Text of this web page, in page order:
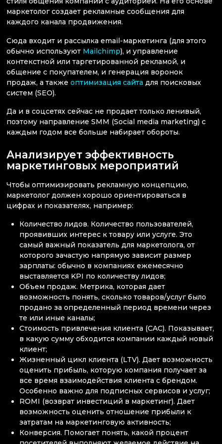
маркетолог создает рекламные сообщения для
каждого канала продвижения.
Сюда входит и рассылка email-маркетинга (для этого
обычно используют Mailchimp), и управление
контекстной или таргетированной рекламой, и
общение с покупателем, и генерация воронок
продаж, а также оптимизация сайта для поисковых
систем (SEO).
Да и в соцсетях сейчас не продает только ленивый,
поэтому направление SMM (Social media marketing) с
каждым годом все больше набирает обороты.
Анализирует эффективность
маркетинговых мероприятий
Чтобы оптимизировать рекламную концепцию,
маркетолог должен хорошо ориентироваться в
цифрах и показателях, например:
Количество лидов. Количество пользователей,
проявивших интерес к товару или услуге. Это
самый важный показатель для маркетолога, от
которого зачастую напрямую зависит размер
зарплаты: обычно в компаниях ежемесячно
выставляется KPI по количеству лидов;
Объем продаж. Метрика, которая дает
возможность понять, сколько товаров/услуг было
продано за определенный период времени через
те или иные каналы;
Стоимость привлечения клиента (CAC). Показывает,
в какую сумму обходится компании каждый новый
клиент;
Жизненный цикл клиента (LTV). Дает возможность
оценить прибыль, которую компания получает за
все время взаимодействия клиента с брендом.
Особенно важно для подписных сервисов и услуг;
ROMI (возврат инвестиций в маркетинг). Дает
возможность оценить отношение прибыли к
затратам на маркетинговую активность;
Конверсия. Помогает понять, какой процент